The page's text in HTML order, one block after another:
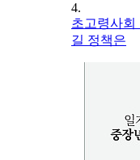
4.
초고령사회
길 정책은